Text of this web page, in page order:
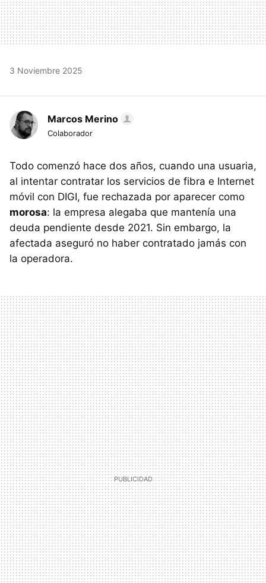
3 Noviembre 2025
Marcos Merino
Colaborador
Todo comenzó hace dos años, cuando una usuaria,
al intentar contratar los servicios de fibra e Internet
móvil con DIGI, fue rechazada por aparecer como
morosa: la empresa alegaba que mantenía una
deuda pendiente desde 2021. Sin embargo, la
afectada aseguró no haber contratado jamás con
la operadora.